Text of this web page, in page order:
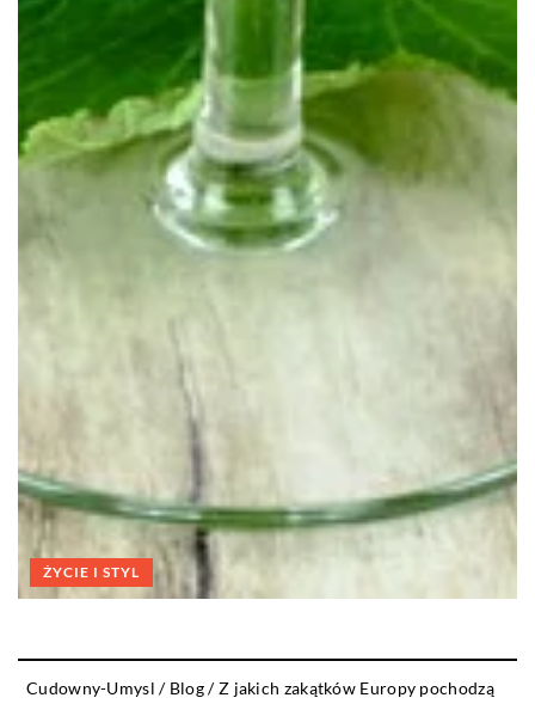
ŻYCIE I STYL
Cudowny-Umysl / Blog/Z jakich zakątków Europy pochodzą